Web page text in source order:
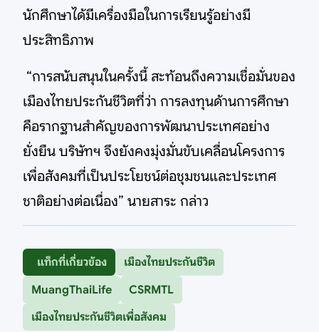
นักศึกษาได้มีเครื่องมือในการเรียนรู้อย่างมี
ประสิทธิภาพ
“การสนับสนุนในครั้งนี้ สะท้อนถึงความเชื่อมั่นของ
เมืองไทยประกันชีวิตที่ว่า การลงทุนด้านการศึกษา
คือรากฐานสำคัญของการพัฒนาประเทศอย่าง
ยั่งยืน บริษัทฯ จึงยังคงมุ่งมั่นขับเคลื่อนโครงการ
เพื่อสังคมที่เป็นประโยชน์ต่อชุมชนและประเทศ
ชาติอย่างต่อเนื่อง” นายสาระ กล่าว
แท็กที่เกี่ยวข้อง
เมืองไทยประกันชีวิต
MuangThaiLife
CSRMTL
เมืองไทยประกันชีวิตเพื่อสังคม